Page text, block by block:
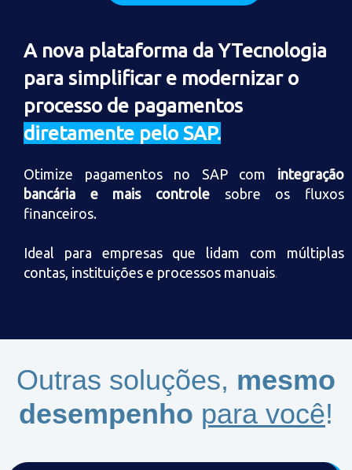
A nova plataforma da YTecnologia
para simplificar e modernizar o
processo de pagamentos
diretamente pelo SAP.
Otimize pagamentos no SAP com integração
bancária e mais controle sobre os fluxos
financeiros.
Ideal para empresas que lidam com múltiplas
contas, instituições e processos manuais.
Outras soluções, mesmo
desempenho para você!